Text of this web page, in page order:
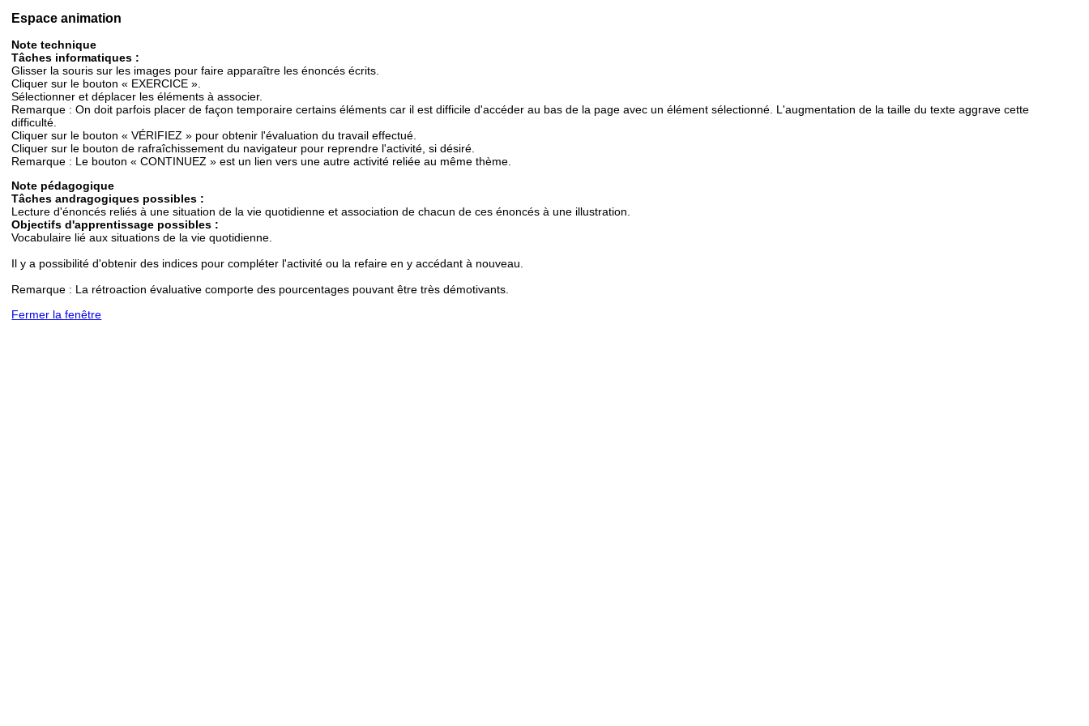
Espace animation
Note technique
Tâches informatiques :
Glisser la souris sur les images pour faire apparaître les énoncés écrits.
Cliquer sur le bouton « EXERCICE ».
Sélectionner et déplacer les éléments à associer.
Remarque : On doit parfois placer de façon temporaire certains éléments car il est difficile d'accéder au bas de la page avec un élément sélectionné. L'augmentation de la taille du texte aggrave cette
difficulté.
Cliquer sur le bouton « VÉRIFIEZ » pour obtenir l'évaluation du travail effectué.
Cliquer sur le bouton de rafraîchissement du navigateur pour reprendre l'activité, si désiré.
Remarque : Le bouton « CONTINUEZ » est un lien vers une autre activité reliée au même thème.
Note pédagogique
Tâches andragogiques possibles :
Lecture d'énoncés reliés à une situation de la vie quotidienne et association de chacun de ces énoncés à une illustration.
Objectifs d'apprentissage possibles :
Vocabulaire lié aux situations de la vie quotidienne.
Il y a possibilité d'obtenir des indices pour compléter l'activité ou la refaire en y accédant à nouveau.
Remarque : La rétroaction évaluative comporte des pourcentages pouvant être très démotivants.
Fermer la fenêtre